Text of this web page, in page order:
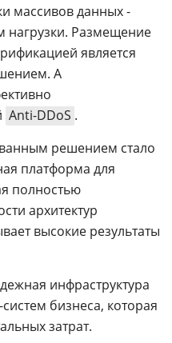
массивов данных -
нагрузки. Размещение
является
А
Anti-DDoS .
решением стало
платформа для
полностью
архитектур
высокие результаты
инфраструктура
бизнеса, которая
затрат.